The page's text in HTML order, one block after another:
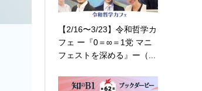
【2/16〜3/23】令和哲学カ
フェ ー『0＝∞＝1党 マニ
フェストを深める』ー（...